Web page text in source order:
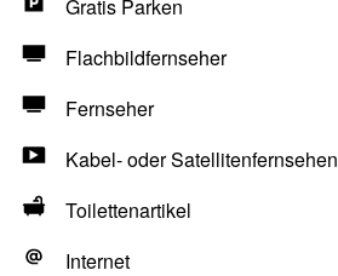
Gratis Parken
Flachbildfernseher
Fernseher
Kabel- oder Satellitenfernsehen
Toilettenartikel
Internet